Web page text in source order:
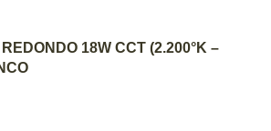
AL CARRITO
18W CCT (2.200°K –